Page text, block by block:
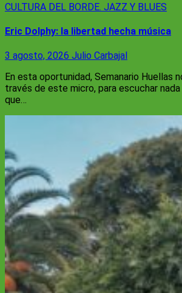
CULTURA DEL BORDE. JAZZ Y BLUES
Eric Dolphy: la libertad hecha música
3 agosto, 2026 Julio Carbajal
En esta oportunidad, Semanario Huellas
través de este micro, para escuchar
que…